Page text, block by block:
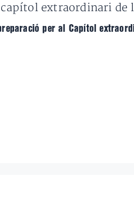
extraordinari de
per al Capítol